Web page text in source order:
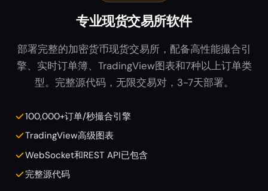
专业现货交易所软件
部署完整的加密货币现货交易所，配备高性能撮合引
擎、实时订单簿、TradingView图表和7种以上订单类
型。完整源代码，无限交易对，3-7天部署。
100,000+订单/秒撮合引擎
TradingView高级图表
WebSocket和REST API已包含
完整源代码